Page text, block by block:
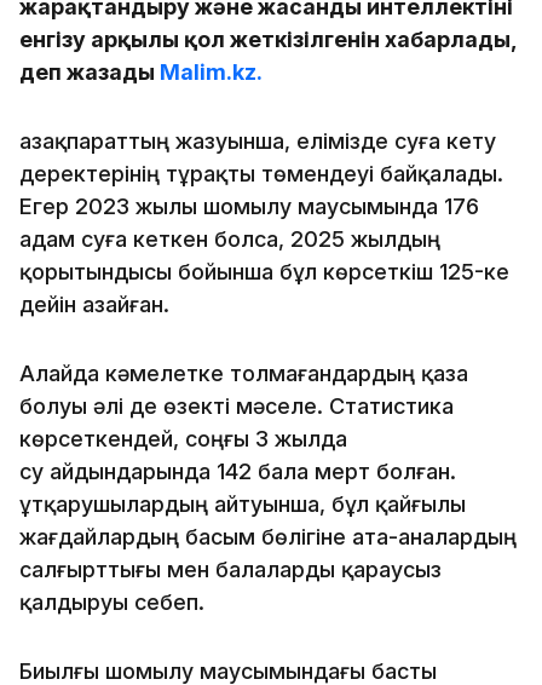
жарақтандыру және жасанды интеллектіні
енгізу арқылы қол жеткізілгенін хабарлады,
деп жазады Malim.kz.
Қазақпараттың жазуынша, елімізде суға кету
деректерінің тұрақты төмендеуі байқалады.
Егер 2023 жылы шомылу маусымында 176
адам суға кеткен болса, 2025 жылдың
қорытындысы бойынша бұл көрсеткіш 125-ке
дейін азайған.
Алайда кәмелетке толмағандардың қаза
болуы әлі де өзекті мәселе. Статистика
көрсеткендей, соңғы 3 жылда
су айдындарында 142 бала мерт болған.
Құтқарушылардың айтуынша, бұл қайғылы
жағдайлардың басым бөлігіне ата-аналардың
салғырттығы мен балаларды қараусыз
қалдыруы себеп.
Биылғы шомылу маусымындағы басты